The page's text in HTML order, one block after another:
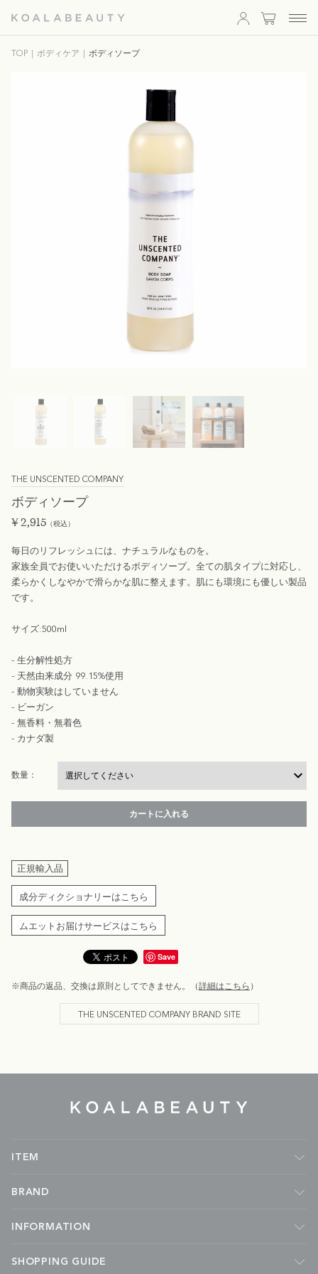
BEAUTY
TOP ボディケア ボディソープ
THE UNSCENTED COMPANY
ボディソープ
¥2,915 （税込）
毎日のリフレッシュには、ナチュラルなものを。
家族全員でお使いいただけるボディソープ。全ての肌タイプに対応し、
柔らかくしなやかで滑らかな肌に整えます。肌にも環境にも優しい製品
です。
サイズ:500ml
- 生分解性処方
- 天然由来成分 99.15%使用
- 動物実験はしていません
- ビーガン
- 無香料・無着色
- カナダ製
数量：
カートに入れる
正規輸入品
成分ディクショナリーはこちら
ムエットお届けサービスはこちら
Save
※商品の返品、交換は原則としてできません。（詳細はこちら ）
THE UNSCENTED COMPANY BRAND SITE
ITEM
フレグランス
キャンドル
フェイスケア
BRAND
Malie Organics
kai
INFORMATION
ABOUT
SHOPPING GUIDE